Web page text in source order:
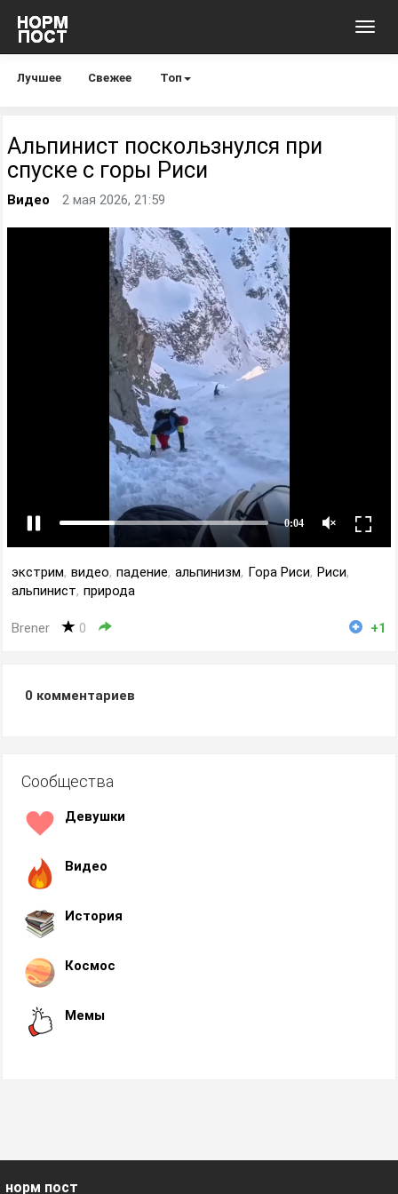
Лучшее Свежее Топ
Альпинист поскользнулся при
спуске с горы Риси
Видео 2 мая 2026, 21:59
экстрим, видео, падение, альпинизм, Гора Риси, Риси,
альпинист, природа
Brener 0 +1
0 комментариев
Сообщества
Девушки
Видео
История
Космос
Мемы
норм пост